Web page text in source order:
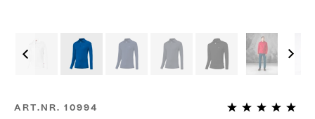
ART.NR. 10994